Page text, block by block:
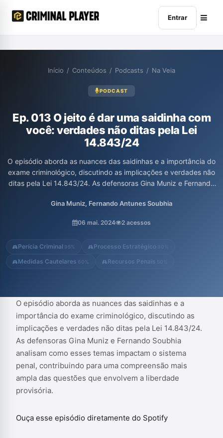
Entrar
Início / Conteúdos / Podcasts / Na Veia
PODCAST
Ep. 013 O jeito é dar uma saidinha com
você: verdades não ditas pela Lei
14.843/24
O episódio aborda as nuances das saidinhas e a importância do
exame criminológico, discutindo as implicações e verdades não
ditas pela Lei 14.843/24. As defensoras Gina Muniz e Fernando
contribuindo para uma compreensão mais ampla das questões
Gina Muniz, Fernando Antunes Soubhia
06 mai. 2024 2 acessos
Perícia Criminal 95% Processo Estratégico
Medidas Cautelares 60% Recursos Penais
O episódio aborda as nuances das saidinhas e a
importância do exame criminológico, discutindo as
implicações e verdades não ditas pela Lei 14.843/24.
As defensoras Gina Muniz e Fernando Soubhia
analisam como esses temas impactam o sistema
penal, contribuindo para uma compreensão mais
ampla das questões que envolvem a liberdade
provisória.
Ouça esse episódio diretamente do Spotify